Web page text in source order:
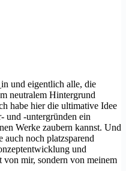
und eigentlich alle, die
neutralem Hintergrund
habe hier die ultimative Idee
und -untergründen ein
Werke zaubern kannst. Und
auch noch platzsparend
und
mir, sondern von meinem